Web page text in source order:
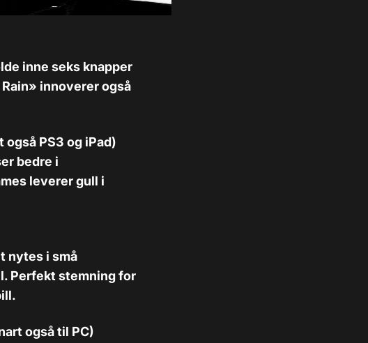
inne seks knapper
innoverer også
PS3 og iPad)
bedre i
leverer gull i
nytes i små
Perfekt stemning for
også til PC)